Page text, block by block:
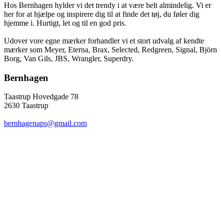
Hos Bernhagen hylder vi det trendy i at være helt almindelig. Vi er
her for at hjælpe og inspirere dig til at finde det tøj, du føler dig
hjemme i. Hurtigt, let og til en god pris.
Udover vore egne mærker forhandler vi et stort udvalg af kendte
mærker som Meyer, Eterna, Brax, Selected, Redgreen, Signal, Björn
Borg, Van Gils, JBS, Wrangler, Superdry.
Bernhagen
Taastrup Hovedgade 78
2630 Taastrup
bernhagenaps@gmail.com